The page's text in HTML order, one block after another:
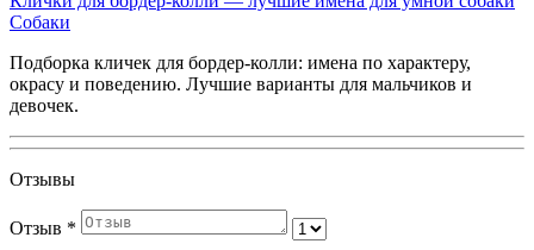
Собаки
Подборка кличек для бордер-колли: имена по характеру,
окрасу и поведению. Лучшие варианты для мальчиков и
девочек.
Отзывы
Отзыв *